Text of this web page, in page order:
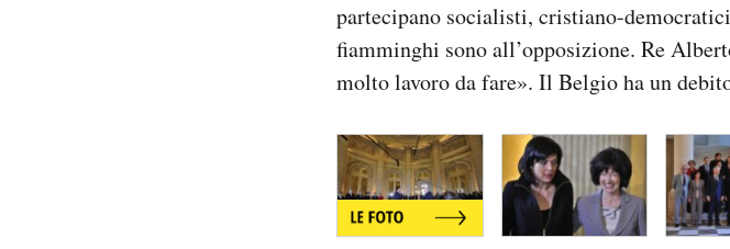
partecipano socialisti, cristiano-
fiamminghi sono all’opposizione. Re
molto lavoro da fare». Il Belgio ha un